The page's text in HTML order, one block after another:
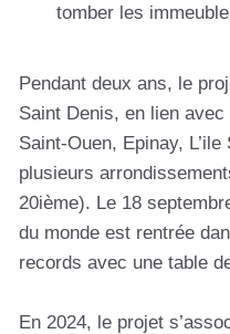
tomber les
Pendant deux ans, le
Saint Denis, en lien
Saint-Ouen, Epinay,
plusieurs
20ième). Le 18
du monde est rentrée
records avec une table
En 2024, le projet